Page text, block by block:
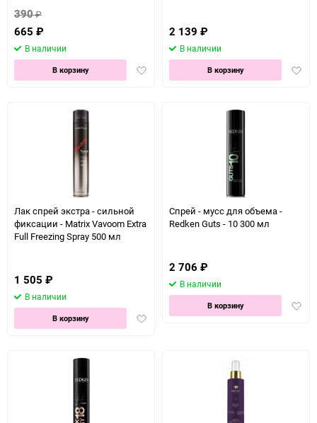
390₽
665 ₽
В наличии
Добавить
В корзину
2 139 ₽
В наличии
В корзину
Лак спрей экстра - сильной
фиксации - Matrix Vavoom Extra
Full Freezing Spray 500 мл
1 505 ₽
В наличии
Добавить
В корзину
Спрей - мусс для объема -
Redken Guts - 10 300 мл
2 706 ₽
В наличии
В корзину